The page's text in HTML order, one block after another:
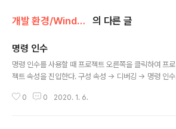
개발 환경/Window 의 다른 글
명령 인수
명령 인수를 사용할 때 프로젝트 오른쪽을 클릭하여 프로
젝트 속성을 진입한다. 구성 속성 -> 디버깅 -> 명령 인수
다. 0 0 2020. 1. 6.